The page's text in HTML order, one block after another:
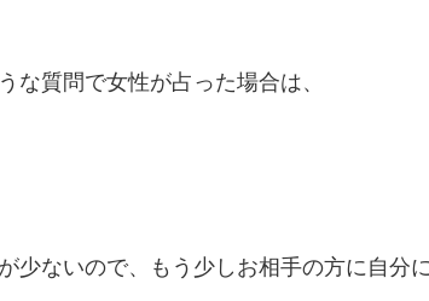
な質問で女性が占った場合は、
少ないので、もう少しお相手の方に自分